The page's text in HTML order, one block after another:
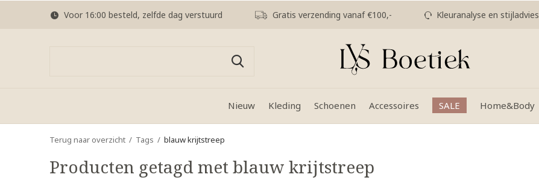
Nieuw Kleding Schoenen Accessoires SALE Home&Body
Voor 16:00 besteld, zelfde dag verstuurd Gratis verzending vanaf €100,- Kleuranalyse en stijladvies
Terug naar overzicht Tags blauw krijtstreep
Producten getagd met blauw krijtstreep